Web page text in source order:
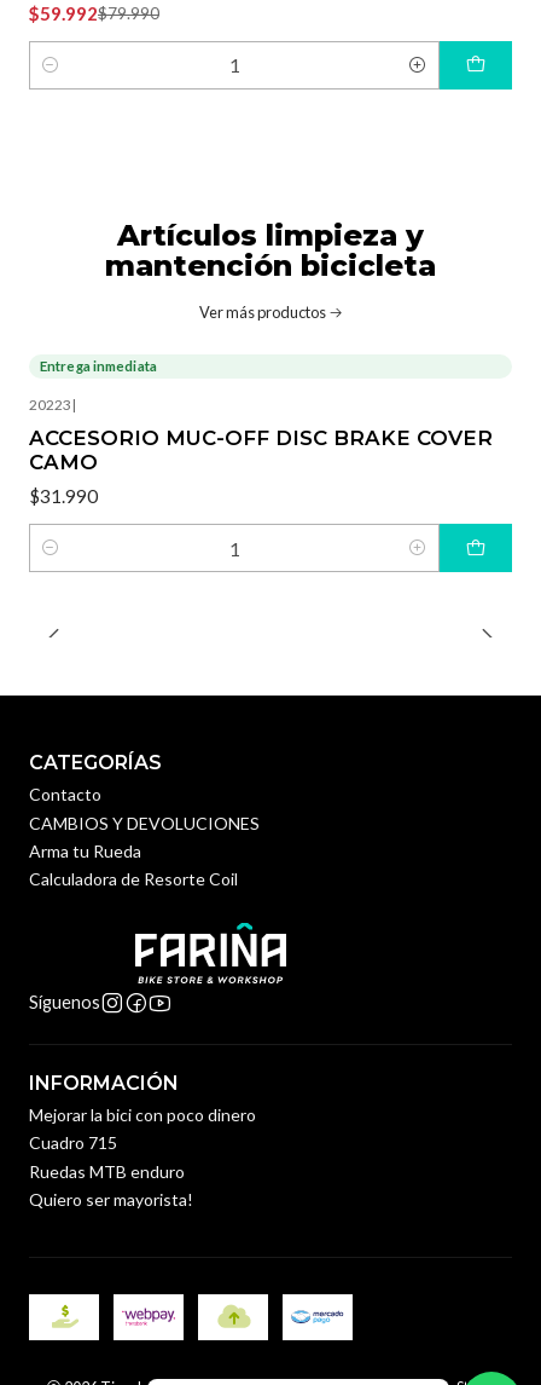
$59.992$79.990
Cantidad
Artículos limpieza y
mantención bicicleta
Ver más productos
Entrega inmediata
20223 |
ACCESORIO MUC-OFF DISC BRAKE COVER
CAMO
$31.990
Cantidad
CATEGORÍAS
Contacto
CAMBIOS Y DEVOLUCIONES
Arma tu Rueda
Calculadora de Resorte Coil
Síguenos
INFORMACIÓN
Mejorar la bici con poco dinero
Cuadro 715
Ruedas MTB enduro
Quiero ser mayorista!